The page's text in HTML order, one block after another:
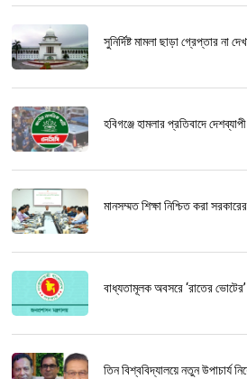
সুনির্দিষ্ট মামলা ছাড়া গ্রেপ্তার না
হবিগঞ্জে হামলার প্রতিবাদে
মানসম্মত শিক্ষা নিশ্চিত করা
বাধ্যতামূলক অবসরে ‘রাতের
তিন বিশ্ববিদ্যালয়ে নতুন উপাচার্য